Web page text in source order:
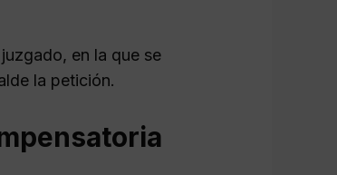
en la que se
la petición.